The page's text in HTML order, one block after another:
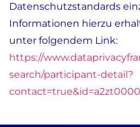
Datenschutzstandards
Informationen hierzu
unter folgendem Link:
https://
search/participant-detail?